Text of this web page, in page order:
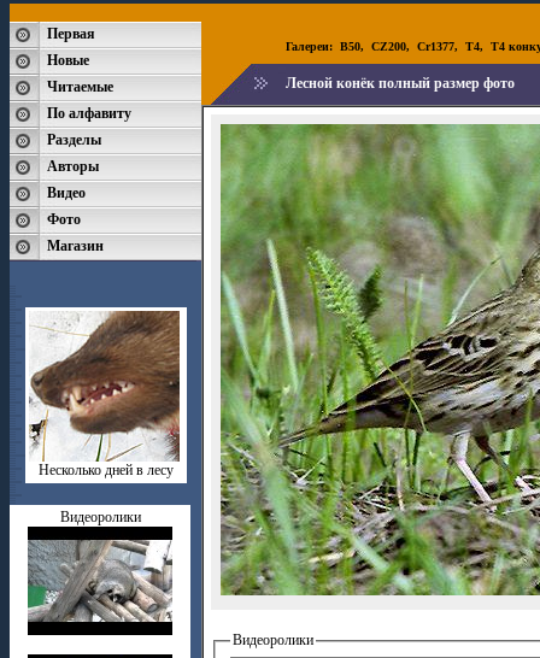
Первая
Новые
Читаемые
По алфавиту
Разделы
Авторы
Видео
Фото
Магазин
Несколько дней в лесу
Видеоролики
Галереи: B50, CZ200, Cr1377, T4, T4
Лесной конёк полный размер фото
Видеоролики